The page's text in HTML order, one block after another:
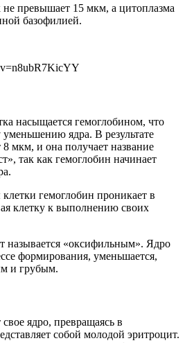
не превышает 15 мкм, а цитоплазма
базофилией.
насыщается гемоглобином, что
ядра. В результате
8 мкм, и она получает название
так как гемоглобин начинает
гемоглобин проникает в
клетку к выполнению своих
называется «оксифильным». Ядро
формирования, уменьшается,
и грубым.
ядро, превращаясь в
собой молодой эритроцит.